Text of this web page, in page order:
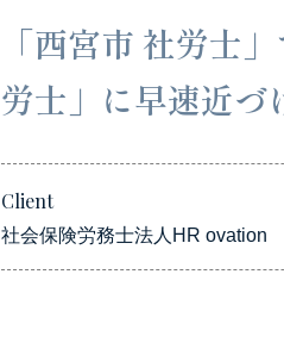
「西宮市 社労士
労士」に早速近づ
Client
社会保険労務士法人HR ovation